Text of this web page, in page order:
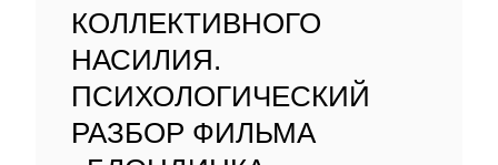
КОЛЛЕКТИВНОГО
НАСИЛИЯ.
ПСИХОЛОГИЧЕСКИЙ
РАЗБОР ФИЛЬМА